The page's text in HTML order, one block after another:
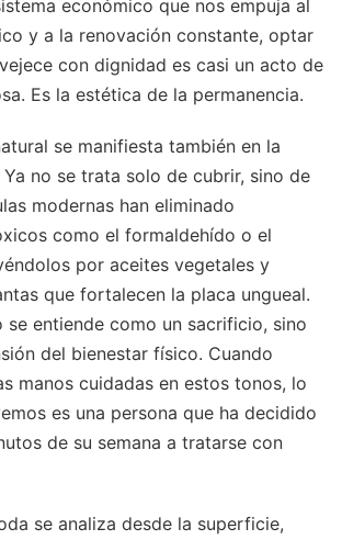
económico que nos empuja al
y a la renovación constante, optar
con dignidad es casi un acto de
Es la estética de la permanencia.
se manifiesta también en la
no se trata solo de cubrir, sino de
modernas han eliminado
como el formaldehído o el
por aceites vegetales y
que fortalecen la placa ungueal.
se entiende como un sacrificio, sino
del bienestar físico. Cuando
manos cuidadas en estos tonos, lo
es una persona que ha decidido
de su semana a tratarse con
se analiza desde la superficie,